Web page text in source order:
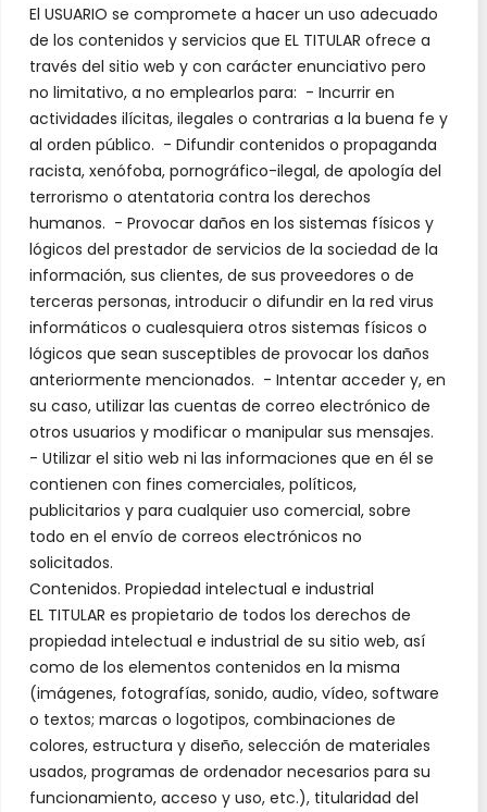
El USUARIO se compromete a hacer un uso adecuado
de los contenidos y servicios que EL TITULAR ofrece a
través del sitio web y con carácter enunciativo pero
no limitativo, a no emplearlos para: - Incurrir en
actividades ilícitas, ilegales o contrarias a la buena fe y
al orden público. - Difundir contenidos o propaganda
racista, xenófoba, pornográfico-ilegal, de apología del
terrorismo o atentatoria contra los derechos
humanos. - Provocar daños en los sistemas físicos y
lógicos del prestador de servicios de la sociedad de la
información, sus clientes, de sus proveedores o de
terceras personas, introducir o difundir en la red virus
informáticos o cualesquiera otros sistemas físicos o
lógicos que sean susceptibles de provocar los daños
anteriormente mencionados. - Intentar acceder y, en
su caso, utilizar las cuentas de correo electrónico de
otros usuarios y modificar o manipular sus mensajes.
- Utilizar el sitio web ni las informaciones que en él se
contienen con fines comerciales, políticos,
publicitarios y para cualquier uso comercial, sobre
todo en el envío de correos electrónicos no
solicitados.
Contenidos. Propiedad intelectual e industrial
EL TITULAR es propietario de todos los derechos de
propiedad intelectual e industrial de su sitio web, así
como de los elementos contenidos en la misma
(imágenes, fotografías, sonido, audio, vídeo, software
o textos; marcas o logotipos, combinaciones de
colores, estructura y diseño, selección de materiales
usados, programas de ordenador necesarios para su
funcionamiento, acceso y uso, etc.), titularidad del